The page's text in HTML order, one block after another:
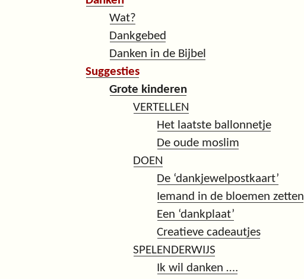
Wat?
Dankgebed
Danken in de Bijbel
Suggesties
Grote kinderen
VERTELLEN
Het laatste ballonnetje
De oude moslim
DOEN
De ‘dankjewelpostkaart’
Iemand in de bloemen zetten
Een ‘dankplaat’
Creatieve cadeautjes
SPELENDERWIJS
Ik wil danken ….